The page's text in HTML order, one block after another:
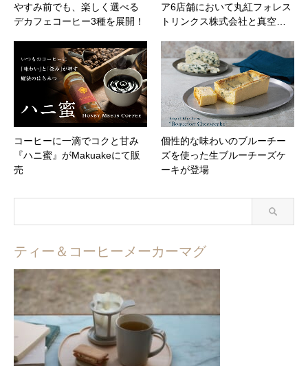
やすみ前でも、楽しく選べる
デカフェコーヒー3種を展開！
ア6店舗において丸紅フォレス
トリンクス株式会社と真空…
コーヒーに一滴でコクと甘み
『ハニ蜜』がMakuakeにて販
売
個性的な味わいのブルーチー
ズを使った生ブルーチーズケ
ーキが登場
ティー＆コーヒーメーカーマグ